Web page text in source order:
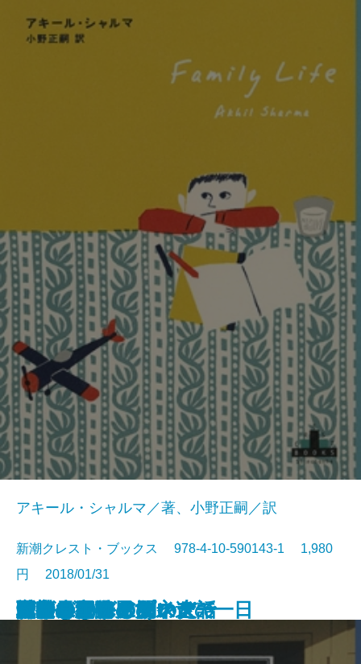
両方になる
最初の悪い男
変わったタイプ
ガルヴェイアスの犬
戦時の音楽
憂鬱な10か月
知の果てへの旅
マザリング・サンデー
昏い水
ファミリー・ライフ
アキール・シャルマ／著、小野正嗣／訳
新潮クレスト・ブックス 978-4-10-590143-1 1,980
円 2018/01/31
ノーラ・ウェブスター
運命と復讐
おじいさんに聞いた話
階段を下りる女
五月の雪
人生の段階
ふたつの海のあいだで
ビリー・リンの永遠の一日
ウインドアイ
ジュリエット